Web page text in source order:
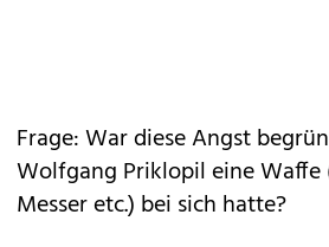
Frage: War diese Angst
Wolfgang Priklopil eine Waffe
Messer etc.) bei sich hatte?